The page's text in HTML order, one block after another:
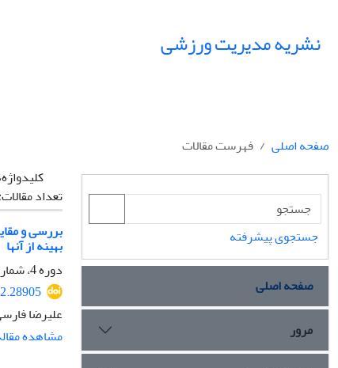
نشریه مدیریت ورزشی
صفحه اصلی
فهرست مقالات
تعداد مقالات:
بررسی و
بهینه از آنها
دوره 4، شماره 14، پاییز 1391، صفحه
علیرضا
مشاهده
جستجوی پیشرفته
صفحه اصلی
مرور